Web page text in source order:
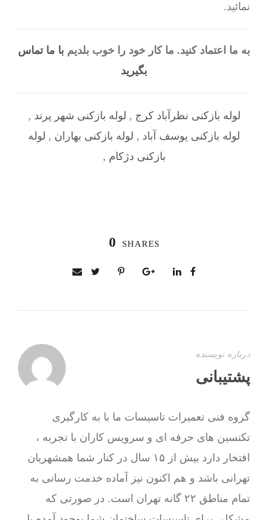
نمائید.
به ما اعتماد کنید. ما کار خود را خوب بلدیم با ما تماس
بگیرید
لوله بازکنی نظرآباد کرج , لوله بازکنی شهر پرند ,
لوله بازکنی یوسف آباد , لوله بازکنی بهاران , لوله
بازکنی دژکام ,
0 SHARES
درباره نویسنده
پشتیبانی
گروه فنی تعمیرات تاسیسات ما با به‌ کارگیری
تکنسین های حرفه ای و سرویس کاران با تجربه ،
افتخار دارد بیش از ۱۵ سال در کنار شما همشهریان
تهرانی باشد و هم اکنون نیز آماده خدمت رسانی به
تمام مناطق ۲۲ گانه تهران است. در صورتی که